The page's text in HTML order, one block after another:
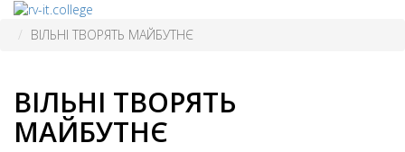
ВІЛЬНІ ТВОРЯТЬ МАЙБУТНЄ
ВІЛЬНІ ТВОРЯТЬ
МАЙБУТНЄ